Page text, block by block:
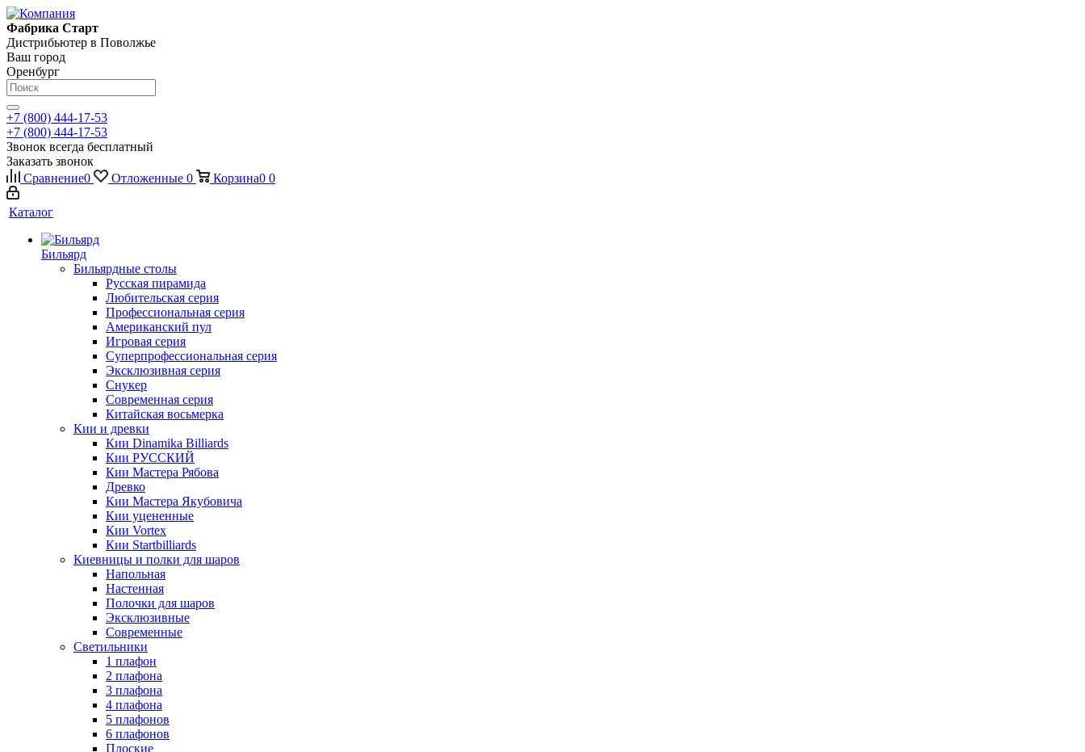
Фабрика Старт
Дистрибьютер в Поволжье
Ваш город
Оренбург
+7 (800) 444-17-53
+7 (800) 444-17-53
Звонок всегда бесплатный
Заказать звонок
Сравнение0 Отложенные 0 Корзина0 0
Каталог
Бильярд
Бильярдные столы
Русская пирамида
Любительская серия
Профессиональная серия
Американский пул
Игровая серия
Суперпрофессиональная серия
Эксклюзивная серия
Снукер
Современная серия
Китайская восьмерка
Кии и древки
Кии Dinamika Billiards
Кии РУССКИЙ
Кии Мастера Рябова
Древко
Кии Мастера Якубовича
Кии уцененные
Кии Vortex
Кии Startbilliards
Киевницы и полки для шаров
Напольная
Настенная
Полочки для шаров
Эксклюзивные
Современные
Светильники
1 плафон
2 плафона
3 плафона
4 плафона
5 плафонов
6 плафонов
Плоские